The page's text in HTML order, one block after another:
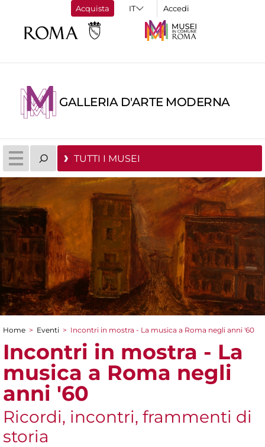
Acquista Accedi
GALLERIA D'ARTE MODERNA
TUTTI I MUSEI
Tu sei qui
Home > Eventi > Incontri in mostra - La musica a Roma negli anni '60
Incontri in mostra - La
musica a Roma negli
anni '60
Ricordi, incontri, frammenti di
storia